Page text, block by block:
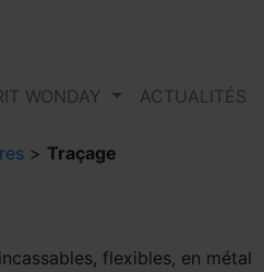
WONDAY ACTUALITÉS
> Traçage
flexibles, en métal